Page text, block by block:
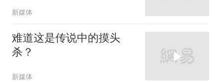
新媒体
难道这是传说中的摸头
杀？
新媒体